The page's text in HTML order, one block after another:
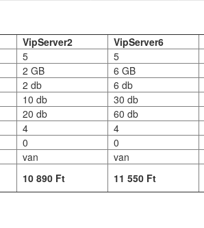
VipServer2 VipServer6
5 5
2 GB 6 GB
2 db 6 db
10 db 30 db
20 db 60 db
4 4
0 0
van van
10 890 Ft 11 550 Ft